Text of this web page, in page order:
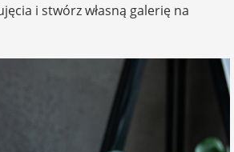
i stwórz własną galerię na